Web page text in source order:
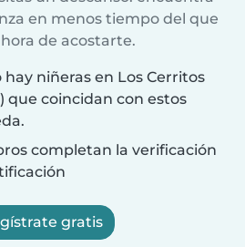
en menos tiempo del que
de acostarte.
niñeras en Los Cerritos
que coincidan con estos
completan la verificación
gratis